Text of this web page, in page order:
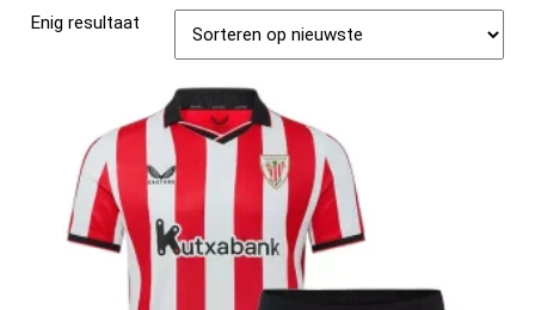
Enig resultaat